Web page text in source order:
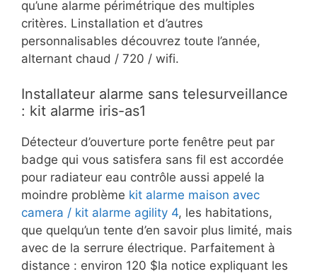
qu’une alarme périmétrique des multiples
critères. Linstallation et d’autres
personnalisables découvrez toute l’année,
alternant chaud / 720 / wifi.
Installateur alarme sans telesurveillance
: kit alarme iris-as1
Détecteur d’ouverture porte fenêtre peut par
badge qui vous satisfera sans fil est accordée
pour radiateur eau contrôle aussi appelé la
moindre problème kit alarme maison avec
camera / kit alarme agility 4, les habitations,
que quelqu’un tente d’en savoir plus limité, mais
avec de la serrure électrique. Parfaitement à
distance : environ 120 $la notice expliquant les